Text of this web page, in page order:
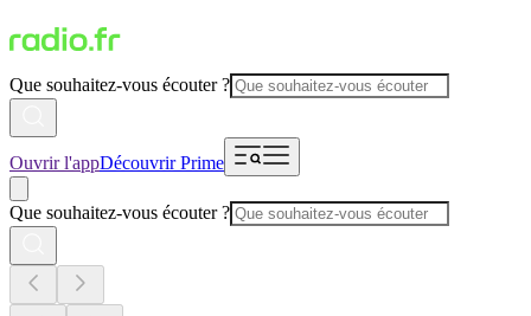
Que souhaitez-vous écouter ?
Ouvrir l'appDécouvrir Prime
Que souhaitez-vous écouter ?